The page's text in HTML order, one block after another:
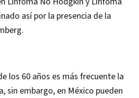
así por la presencia de la
los 60 años es más frecuente la
sin embargo, en México pueden